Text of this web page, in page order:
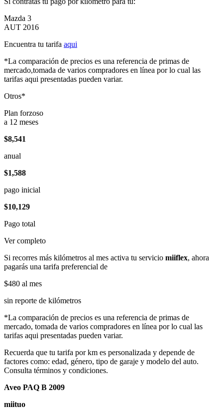
Mazda 3
AUT 2016
Encuentra tu tarifa aqui
*La comparación de precios es una referencia de primas de
mercado,tomada de varios compradores en línea por lo cual las
tarifas aqui presentadas pueden variar.
Otros*
Plan forzoso
a 12 meses
$8,541
anual
$1,588
pago inicial
$10,129
Pago total
Ver completo
Si recorres más kilómetros al mes activa tu servicio miiflex, ahora
pagarás una tarifa preferencial de
$480 al mes
sin reporte de kilómetros
*La comparación de precios es una referencia de primas de
mercado, tomada de varios compradores en línea por lo cual las
tarifas aqui presentadas pueden variar.
Recuerda que tu tarifa por km es personalizada y depende de
factores como: edad, género, tipo de garaje y modelo del auto.
Consulta términos y condiciones.
Aveo PAQ B 2009
miituo